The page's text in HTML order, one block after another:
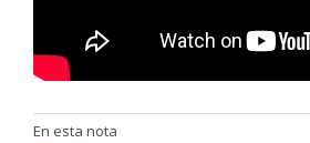
En esta nota